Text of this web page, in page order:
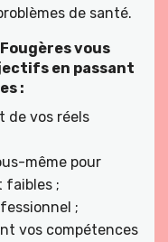
de santé.
vous
en passant
:
de vos réels
même pour
faibles ;
;
vos compétences